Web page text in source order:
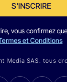
S'INSCRIRE
vous confirmez
et Conditions
Media SAS. tous